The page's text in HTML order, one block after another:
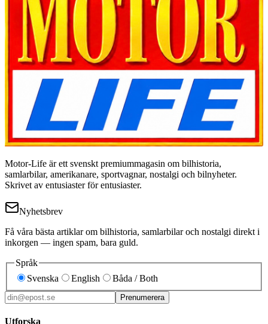
Motor-Life är ett svenskt premiummagasin om bilhistoria,
samlarbilar, amerikanare, sportvagnar, nostalgi och bilnyheter.
Skrivet av entusiaster för entusiaster.
Nyhetsbrev
Få våra bästa artiklar om bilhistoria, samlarbilar och nostalgi direkt i
inkorgen — ingen spam, bara guld.
Språk
Svenska
English Båda / Both
Prenumerera
Utforska